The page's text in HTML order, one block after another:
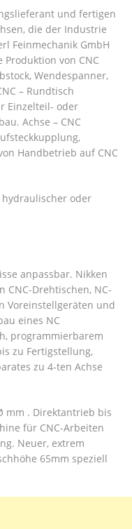
und fertigen
die der Industrie
Feinmechanik GmbH
von CNC
Wendespanner,
– Rundtisch
Einzelteil- oder
Achse – CNC
Handbetrieb auf CNC
oder
anpassbar. Nikken
CNC-Drehtischen, NC-
Voreinstellgeräten und
eines NC
programmierbarem
zu Fertigstellung,
zu 4-ten Achse
mm . Direktantrieb bis
für CNC-Arbeiten
Neuer, extrem
65mm speziell